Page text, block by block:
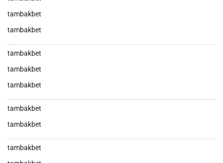
tambakbet
tambakbet
tambakbet
tambakbet
tambakbet
tambakbet
tambakbet
tambakbet